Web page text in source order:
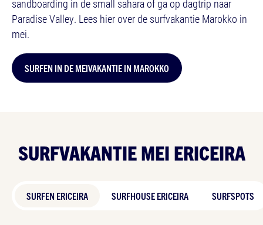
sandboarding in de small sahara of ga op dagtrip naar
Paradise Valley. Lees hier over de surfvakantie Marokko in
mei.
SURFEN IN DE MEIVAKANTIE IN MAROKKO
SURFVAKANTIE MEI ERICEIRA
SURFEN ERICEIRA SURFHOUSE ERICEIRA SURFSPOTS